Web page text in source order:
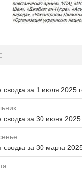
за 1 июля 2025
за 30 июня 2025
за 30 марта